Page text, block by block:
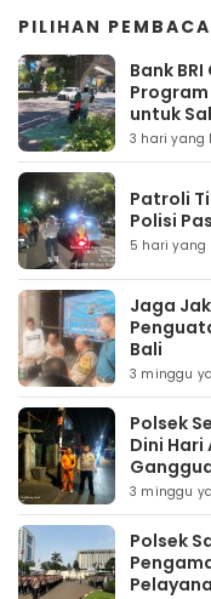
PILIHAN PEMBACA
Bank
untuk
3 hari yang
Patroli
Polisi
5 hari yang
Jaga
Bali
3 minggu
Polsek
Dini
3 minggu
Polsek